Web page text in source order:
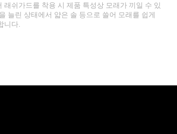
래쉬가드를 착용 시 제품 특성상 모래가 끼일 수 있
늘린 상태에서 얇은 솔 등으로 쓸어 모래를 쉽게
니다.